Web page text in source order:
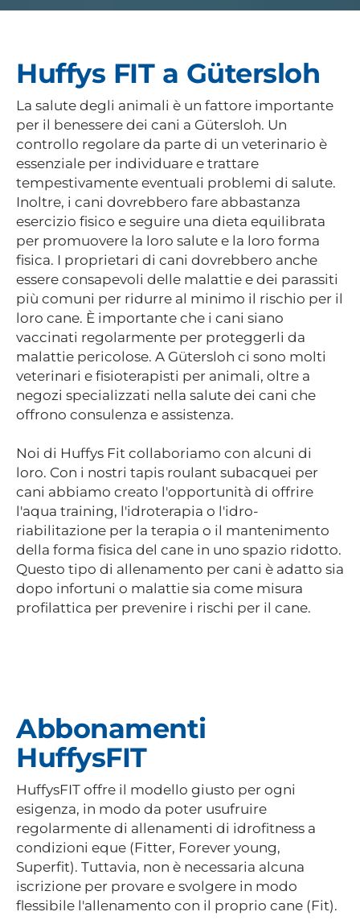
Huffys FIT a Gütersloh
La salute degli animali è un fattore importante
per il benessere dei cani a Gütersloh. Un
controllo regolare da parte di un veterinario è
essenziale per individuare e trattare
tempestivamente eventuali problemi di salute.
Inoltre, i cani dovrebbero fare abbastanza
esercizio fisico e seguire una dieta equilibrata
per promuovere la loro salute e la loro forma
fisica. I proprietari di cani dovrebbero anche
essere consapevoli delle malattie e dei parassiti
più comuni per ridurre al minimo il rischio per il
loro cane. È importante che i cani siano
vaccinati regolarmente per proteggerli da
malattie pericolose. A Gütersloh ci sono molti
veterinari e fisioterapisti per animali, oltre a
negozi specializzati nella salute dei cani che
offrono consulenza e assistenza.
Noi di Huffys Fit collaboriamo con alcuni di
loro. Con i nostri tapis roulant subacquei per
cani abbiamo creato l'opportunità di offrire
l'aqua training, l'idroterapia o l'idro-
riabilitazione per la terapia o il mantenimento
della forma fisica del cane in uno spazio ridotto.
Questo tipo di allenamento per cani è adatto sia
dopo infortuni o malattie sia come misura
profilattica per prevenire i rischi per il cane.
Abbonamenti
HuffysFIT
HuffysFIT offre il modello giusto per ogni
esigenza, in modo da poter usufruire
regolarmente di allenamenti di idrofitness a
condizioni eque (Fitter, Forever young,
Superfit). Tuttavia, non è necessaria alcuna
iscrizione per provare e svolgere in modo
flessibile l'allenamento con il proprio cane (Fit).